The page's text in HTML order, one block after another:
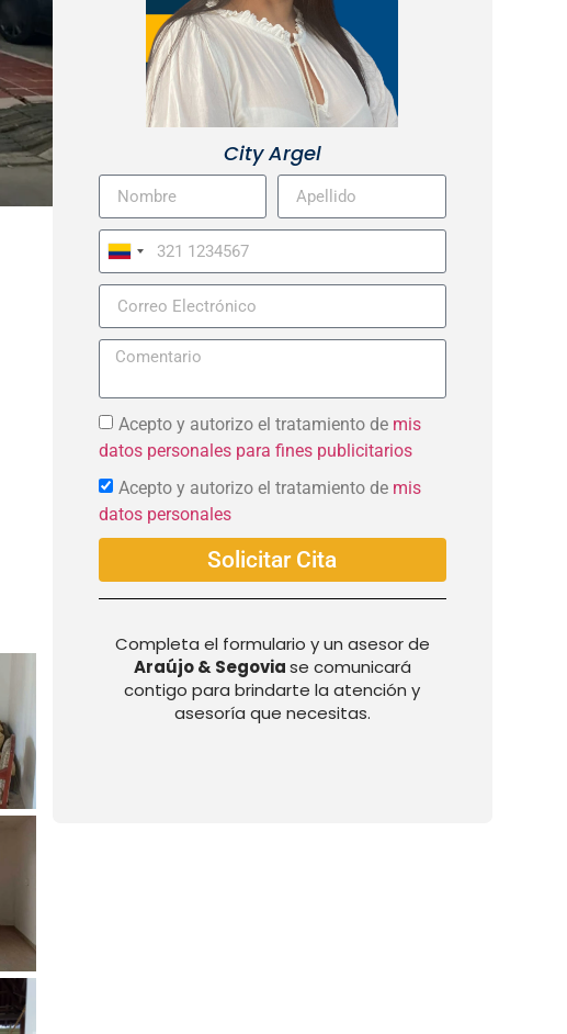
City Argel
Colombia
+57
Acepto y autorizo el tratamiento de mis
datos personales para fines publicitarios
Acepto y autorizo el tratamiento de mis
datos personales
Solicitar Cita
Completa el formulario y un asesor de
Araújo & Segoviase comunicará
contigo para brindarte la atención y
asesoría que necesitas.